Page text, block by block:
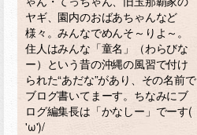
ヤギ、園内のおばあちゃんなど
様々。みんなでめんそ～りよ～。
住人はみんな「童名」（わらびな
ー）という昔の沖縄の風習で付け
られた“あだな”があり、その名前で
ブログ書いてまーす。ちなみにブ
ログ編集長は「かなしー」でーす(
'ω')/